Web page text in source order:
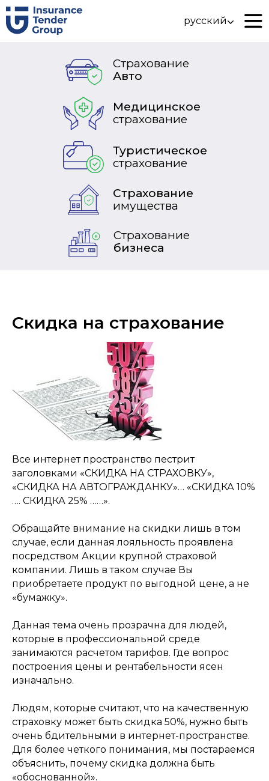
русский
Страхование
Авто
Туристическое
страхование
Страхование
бизнеса
Медицинское
страхование
Страхование
имущества
Скидка на страхование
Все интернет пространство пестрит
заголовками «СКИДКА НА СТРАХОВКУ»,
«СКИДКА НА АВТОГРАЖДАНКУ»… «СКИДКА 10%
…. СКИДКА 25% ……».
Обращайте внимание на скидки лишь в том
случае, если данная лояльность проявлена
посредством Акции крупной страховой
компании. Лишь в таком случае Вы
приобретаете продукт по выгодной цене, а не
«бумажку».
Данная тема очень прозрачна для людей,
которые в профессиональной среде
занимаются расчетом тарифов. Где вопрос
построения цены и рентабельности ясен
изначально.
Людям, которые считают, что на качественную
страховку может быть скидка 50%, нужно быть
очень бдительными в интернет-пространстве.
Для более четкого понимания, мы постараемся
объяснить, почему скидка должна быть
«обоснованной».